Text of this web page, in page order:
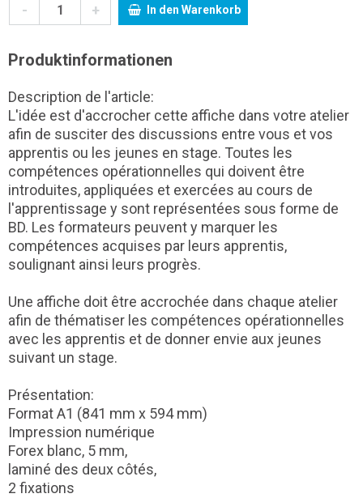
- + In den Warenkorb
Produktinformationen
Description de l'article:
L'idée est d'accrocher cette affiche dans votre atelier
afin de susciter des discussions entre vous et vos
apprentis ou les jeunes en stage. Toutes les
compétences opérationnelles qui doivent être
introduites, appliquées et exercées au cours de
l'apprentissage y sont représentées sous forme de
BD. Les formateurs peuvent y marquer les
compétences acquises par leurs apprentis,
soulignant ainsi leurs progrès.
Une affiche doit être accrochée dans chaque atelier
afin de thématiser les compétences opérationnelles
avec les apprentis et de donner envie aux jeunes
suivant un stage.
Présentation:
Format A1 (841 mm x 594 mm)
Impression numérique
Forex blanc, 5 mm,
laminé des deux côtés,
2 fixations